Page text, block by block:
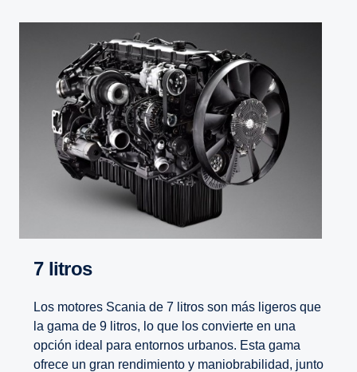
7 litros
Los motores Scania de 7 litros son más ligeros que
la gama de 9 litros, lo que los convierte en una
opción ideal para entornos urbanos. Esta gama
ofrece un gran rendimiento y maniobrabilidad, junto